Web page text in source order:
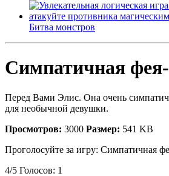
Битва монстров
Симпатичная
Перед Вами Элис. Она очень
для необычной девушки.
Просмотров: 3000 Размер: 541 KB
Проголосуйте за игру: Симпатичная
4/5 Голосов: 1